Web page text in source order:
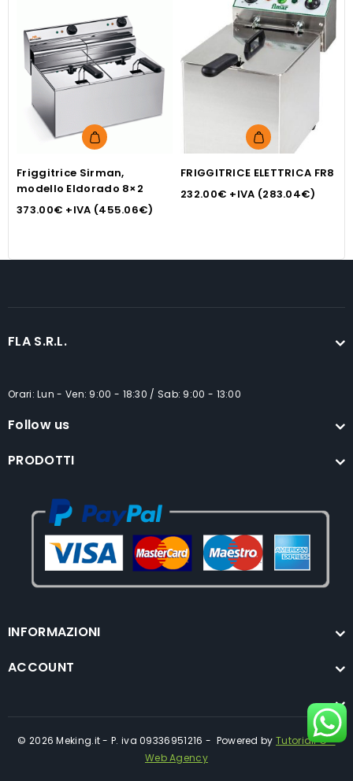
Friggitrice Sirman,
modello Eldorado 8×2
373.00€ +IVA (455.06€)
FRIGGITRICE ELETTRICA FR8
232.00€ +IVA (283.04€)
FLA S.R.L.
Orari: Lun - Ven: 9:00 - 18:30 / Sab: 9:00 - 13:00
Follow us
PRODOTTI
INFORMAZIONI
ACCOUNT
© 2026 Meking.it - P. iva 09336951216 - Powered by TutorialPC -
Web Agency